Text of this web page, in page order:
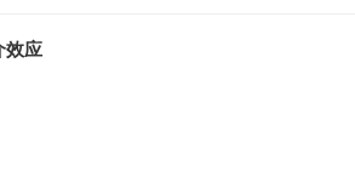
效应